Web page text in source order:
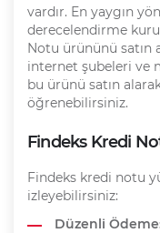
vardır. En yaygın
derecelendirme
Notu ürününü satın
internet şubeleri ve
bu ürünü satın
öğrenebilirsiniz.
Findeks Kredi
Findeks kredi notu
izleyebilirsiniz:
Düzenli